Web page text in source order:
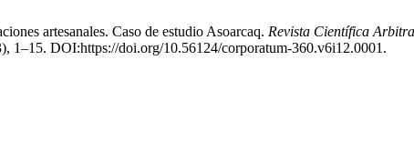
artesanales. Caso de estudio Asoarcaq. Revista Científica
1–15. DOI:https://doi.org/10.56124/corporatum-360.v6i12.0001.